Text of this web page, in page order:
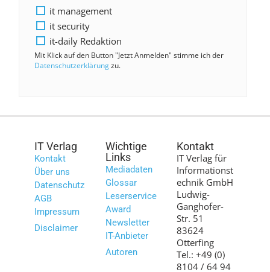
it management
it security
it-daily Redaktion
Mit Klick auf den Button "Jetzt Anmelden" stimme ich der
Datenschutzerklärungzu.
IT Verlag
Kontakt
Über uns
Datenschutz
AGB
Impressum
Disclaimer
Wichtige
Links
Mediadaten
Glossar
Leserservice
Award
Newsletter
IT-Anbieter
Autoren
Kontakt
IT Verlag für
Informationst
echnik GmbH
Ludwig-
Ganghofer-
Str. 51
83624
Otterfing
Tel.: +49 (0)
8104 / 64 94